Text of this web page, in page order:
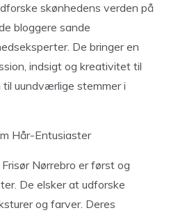
skønhedens verden på
bloggere sande
De bringer en
indsigt og kreativitet til
uundværlige stemmer i
Hår-Entusiaster
Nørrebro er først og
De elsker at udforske
og farver. Deres